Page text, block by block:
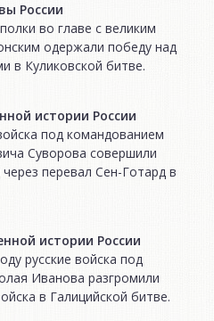
России
во главе с великим
одержали победу над
в Куликовской битве.
истории России
под командованием
Суворова совершили
перевал Сен-Готард в
истории России
русские войска под
Иванова разгромили
в Галицийской битве.